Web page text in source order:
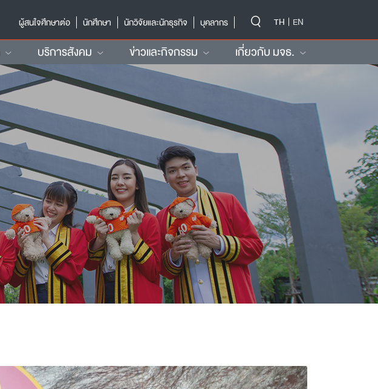
ผู้สนใจศึกษาต่อ
นักศึกษา นักวิจัยและนักธุรกิจ บุคลากร TH EN
บริการสังคม ข่าวและกิจกรรม เกี่ยวกับ มจธ.